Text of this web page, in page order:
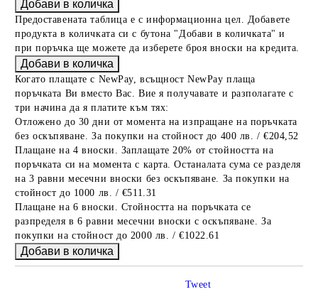
Предоставената таблица е с информационна цел. Добавете
продукта в количката си с бутона "Добави в количката" и
при поръчка ще можете да изберете броя вноски на кредита.
Когато плащате с NewPay, всъщност NewPay плаща
поръчката Ви вместо Вас. Вие я получавате и разполагате с
три начина да я платите към тях:
Отложено до 30 дни от момента на изпращане на поръчката
без оскъпяване. За покупки на стойност до 400 лв. / €204,52
Плащане на 4 вноски. Заплащате 20% от стойността на
поръчката си на момента с карта. Останалата сума се разделя
на 3 равни месечни вноски без оскъпяване. За покупки на
стойност до 1000 лв. / €511.31
Плащане на 6 вноски. Стойността на поръчката се
разпределя в 6 равни месечни вноски с оскъпяване. За
покупки на стойност до 2000 лв. / €1022.61
Tweet